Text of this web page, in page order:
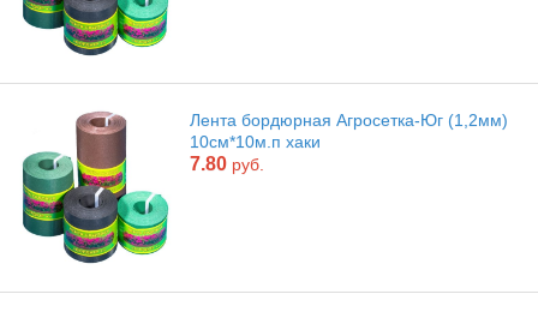
Лента бордюрная Агросетка-Юг (1,2мм)
10см*10м.п хаки
7.80 руб.